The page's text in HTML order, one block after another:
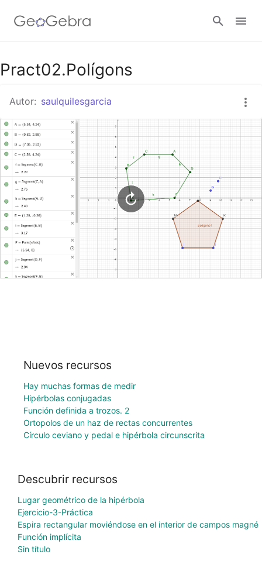
Google Classroom
GeoGebra Classroom
Abrir sesión
Pract02.Polígons
Autor: saulquilesgarcia
Nuevos recursos
Hay muchas formas de medir
Hipérbolas conjugadas
Función definida a trozos. 2
Ortopolos de un haz de rectas concurrentes
Círculo ceviano y pedal e hipérbola circunscrita
Descubrir recursos
Lugar geométrico de la hipérbola
Ejercicio-3-Práctica
Espira rectangular moviéndose en el interior de campos magné
Función implícita
Sin título